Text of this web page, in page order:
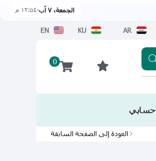
الجمعة، ٧ آب ١٢:٥٤ م
AR
KU
EN
0
تطبيقنا متوفر الآن على متجر أبل اضغط
حسابي
العودة إلى الصفحة السابقة